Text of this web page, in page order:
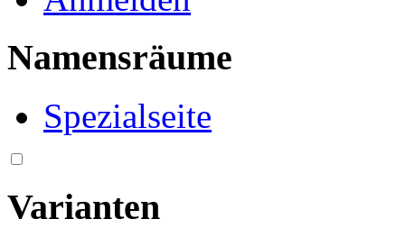
Namensräume
Spezialseite
Varianten